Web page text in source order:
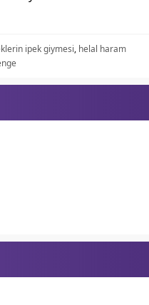
ipek giymesi, helal haram